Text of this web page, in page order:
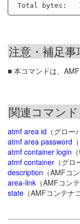
注意・補足事
■ 本コマンドは、
関連コマンド
atmf area id （グロー
atmf area password
atmf container login
atmf container （グ
description （AMFコ
area-link （AMFコン
state （AMFコンテナ